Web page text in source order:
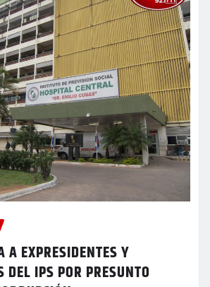
A EXPRESIDENTES Y
DEL IPS POR PRESUNTO